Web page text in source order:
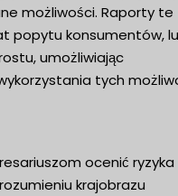
możliwości. Raporty te
popytu konsumentów,
umożliwiając
tych
ocenić ryzyka
krajobrazu